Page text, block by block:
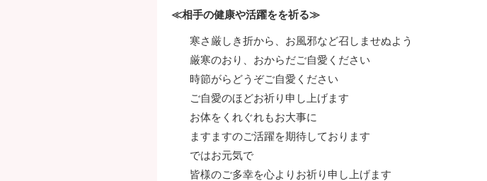
≪相手の健康や活躍をを祈る≫
寒さ厳しき折から、お風邪など召しませぬよう
厳寒のおり、おからだご自愛ください
時節がらどうぞご自愛ください
ご自愛のほどお祈り申し上げます
お体をくれぐれもお大事に
ますますのご活躍を期待しております
ではお元気で
皆様のご多幸を心よりお祈り申し上げます